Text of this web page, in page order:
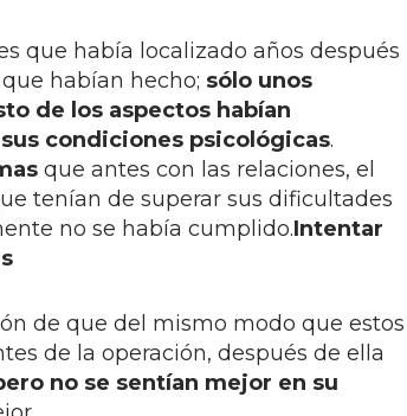
que había localizado años después
habían hecho; sólo unos
de los aspectos habían
condiciones psicológicas.
que antes con las relaciones, el
tenían de superar sus dificultades
no se había cumplido.Intentar
de que del mismo modo que estos
de la operación, después de ella
no se sentían mejor en su